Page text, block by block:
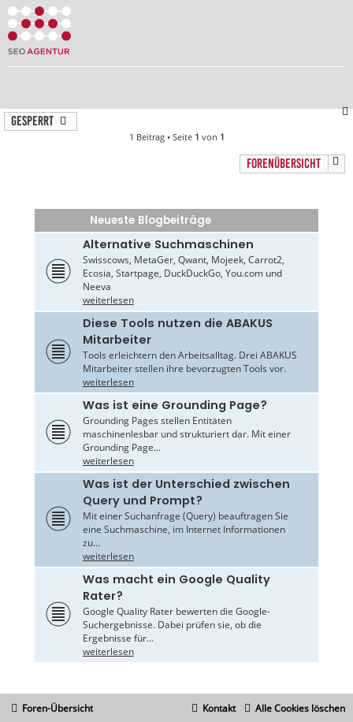
Gesperrt
1 Beitrag • Seite 1 von 1
FORENÜBERSICHT
Neueste Blogbeiträge
Alternative Suchmaschinen
Swisscows, MetaGer, Qwant, Mojeek, Carrot2,
Ecosia, Startpage, DuckDuckGo, You.com und
Neeva
weiterlesen
Diese Tools nutzen die ABAKUS
Mitarbeiter
Tools erleichtern den Arbeitsalltag. Drei ABAKUS
Mitarbeiter stellen ihre bevorzugten Tools vor.
weiterlesen
Was ist eine Grounding Page?
Grounding Pages stellen Entitäten
maschinenlesbar und strukturiert dar. Mit einer
Grounding Page...
weiterlesen
Was ist der Unterschied zwischen
Query und Prompt?
Mit einer Suchanfrage (Query) beauftragen Sie
eine Suchmaschine, im Internet Informationen
zu...
weiterlesen
Was macht ein Google Quality
Rater?
Google Quality Rater bewerten die Google-
Suchergebnisse. Dabei prüfen sie, ob die
Ergebnisse für...
weiterlesen
Foren-Übersicht Alle Cookies löschen
Kontakt